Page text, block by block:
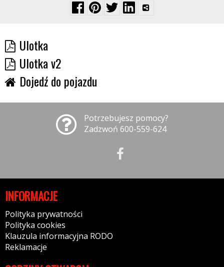
Ulotka
Ulotka v2
Dojedź do pojazdu
Potrzebujesz pomocy?
Zadzwoń 600-559-624
INFORMACJE
Polityka prywatności
Polityka cookies
Klauzula informacyjna RODO
Reklamacje